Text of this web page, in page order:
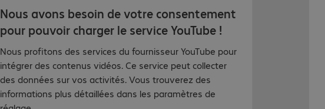
Nous avons besoin de votre consentement
pour pouvoir charger le service YouTube !
Nous profitons des services du fournisseur YouTube pour
intégrer des contenus vidéos. Ce service peut collecter
des données sur vos activités. Vous trouverez des
informations plus détaillées dans les paramètres de